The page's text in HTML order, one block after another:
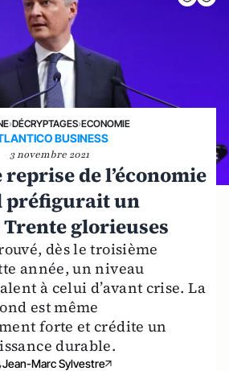
›DÉCRYPTAGES›ECONOMIE
BUSINESS
3 novembre 2021
de l’économie
préfigurait un
glorieuses
dès le troisième
année, un niveau
à celui d’avant crise. La
est même
forte et crédite un
durable.
Jean-Marc Sylvestre